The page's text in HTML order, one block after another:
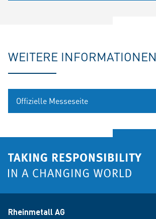
WEITERE INFORMATIONEN
Offizielle Messeseite
Rheinmetall AG